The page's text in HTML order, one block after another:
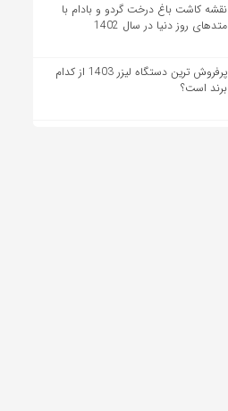
نقشه کاشت باغ درخت گردو و بادام با
متدهای روز دنیا در سال 1402
پرفروش ترین دستگاه لیزر 1403 از کدام
برند است؟